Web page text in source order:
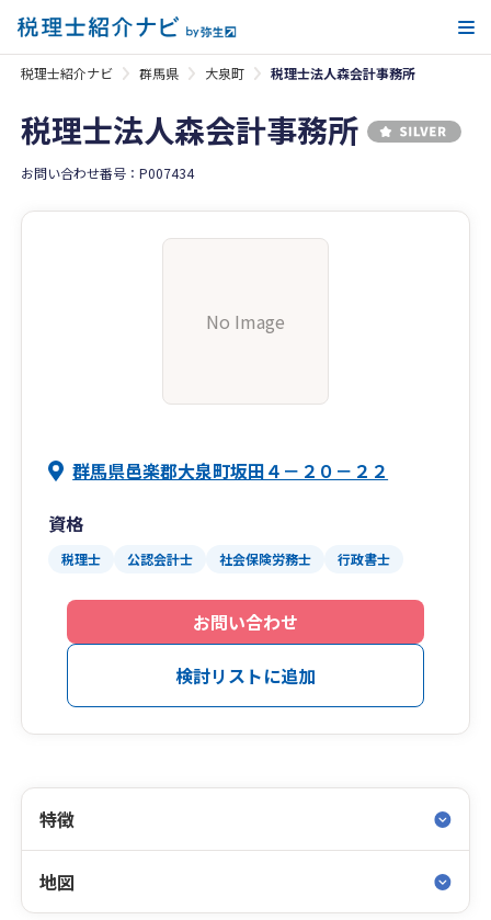
税理士紹介ナビ 群馬県 大泉町 税理士法人森会計事務所
税理士法人森会計事務所
お問い合わせ番号：P007434
No Image
群馬県邑楽郡大泉町坂田４－２０－２２
資格
税理士 公認会計士 社会保険労務士 行政書士
お問い合わせ
検討リストに追加
特徴
地図